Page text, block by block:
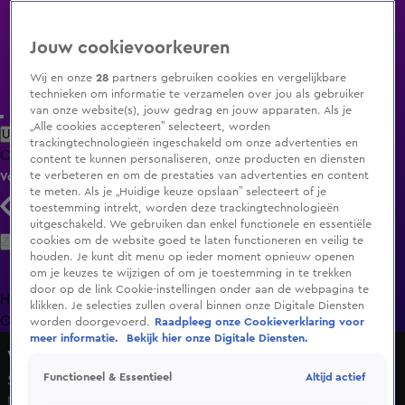
Uitzending Gemist Populaire programma's Zenders Genres
ClipsFilmsRadioSmart TV inlogShop
Volg KIJK
Zoeken
HomeUitzending Gemist Programma's De Bondgenoten
OranjezomerLivestreamsShop
Wat een tijd!
Seizoen 1, aflevering 1
Ma 15 juni, 06:00
Jouw cookievoorkeuren
Wij en onze28 partners gebruiken cookies en vergelijkbare
technieken om informatie te verzamelen over jou als gebruiker
van onze website(s), jouw gedrag en jouw apparaten. Als je
„Alle cookies accepteren” selecteert, worden
trackingtechnologieën ingeschakeld om onze advertenties en
content te kunnen personaliseren, onze producten en diensten
te verbeteren en om de prestaties van advertenties en content
te meten. Als je „Huidige keuze opslaan” selecteert of je
toestemming intrekt, worden deze trackingtechnologieën
uitgeschakeld. We gebruiken dan enkel functionele en essentiële
cookies om de website goed te laten functioneren en veilig te
houden. Je kunt dit menu op ieder moment opnieuw openen
om je keuzes te wijzigen of om je toestemming in te trekken
door op de link Cookie-instellingen onder aan de webpagina te
klikken. Je selecties zullen overal binnen onze Digitale Diensten
worden doorgevoerd.
Raadpleeg onze Cookieverklaring voor
meer informatie.
Bekijk hier onze Digitale Diensten.
Functioneel & Essentieel Altijd actief